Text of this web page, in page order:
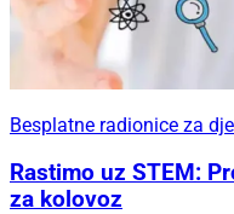
Besplatne radionice za
Rastimo uz STEM:
za kolovoz